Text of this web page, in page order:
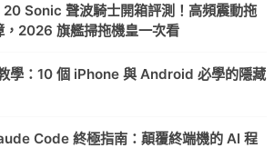
Sonic 聲波騎士開箱評測！高頻震動拖
2026 旗艦掃拖機皇一次看
學：10 個 iPhone 與 Android 必學的隱藏
Code 終極指南：顛覆終端機的 AI 程